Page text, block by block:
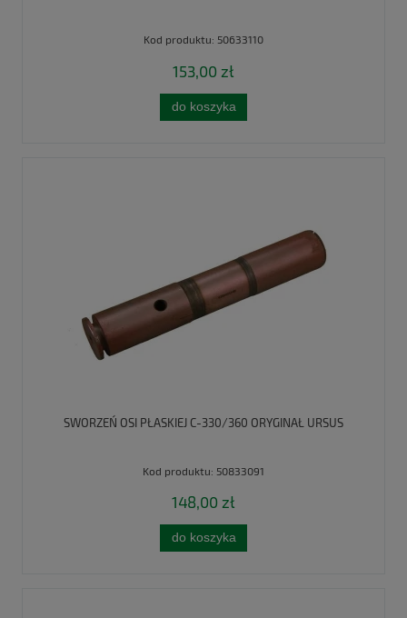
Kod produktu: 50633110
153,00 zł
do koszyka
SWORZEŃ OSI PŁASKIEJ C-330/360 ORYGINAŁ URSUS
Kod produktu: 50833091
148,00 zł
do koszyka